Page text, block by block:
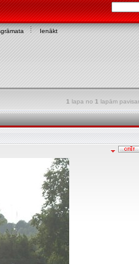
Ienākt
1 lapa no 1 lapām